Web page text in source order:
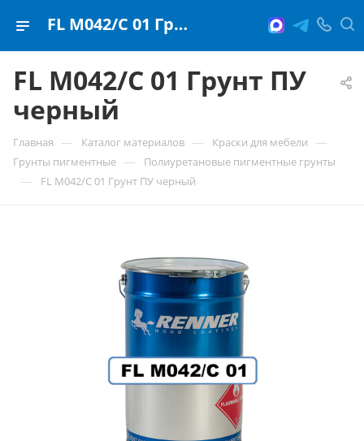
FL M042/C 01 Грунт ПУ черный
FL M042/C 01 Грунт ПУ
черный
Главная — Каталог материалов — Краски для мебели —
Грунты пигментные — Полиуретановые пигментные грунты
— FL M042/C 01 Грунт ПУ черный